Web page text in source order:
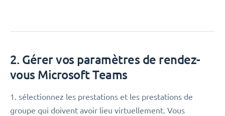
2. Gérer vos paramètres de rendez-
vous Microsoft Teams
1. sélectionnez les prestations et les prestations de
groupe qui doivent avoir lieu virtuellement. Vous